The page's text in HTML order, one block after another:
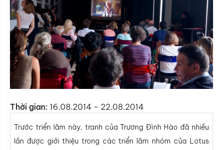
Thời gian: 16.08.2014 - 22.08.2014
Trước triển lãm này, tranh của Trương Đình Hào đã nhiều
lần được giới thiệu trong các triển lãm nhóm của Lotus